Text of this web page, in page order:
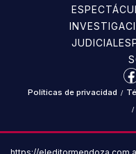
JUDICIALES
Políticas de privacidad /
/